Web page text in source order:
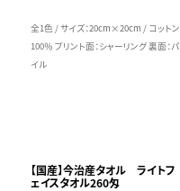
全1色 / サイズ：20cm×20cm / コットン
100％ プリント面：シャーリング 裏面：パ
イル
【国産】今治産タオル ライトフ
ェイスタオル260匁